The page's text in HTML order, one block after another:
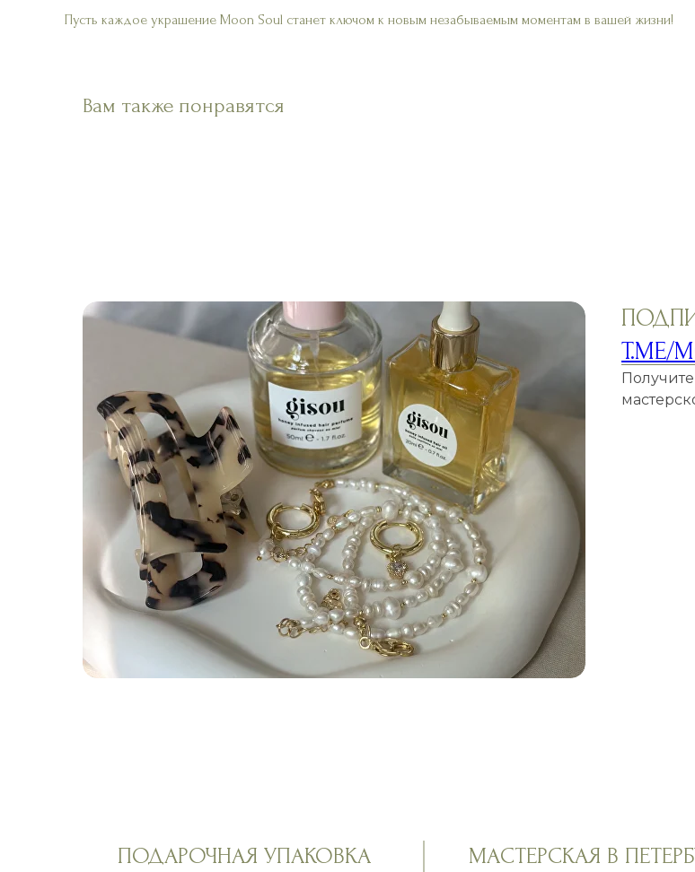
Пусть каждое украшение Moon Soul станет ключом к новым незабываемым моментам в вашей жизни!
Вам также понравятся
T.ME/
ПОДАРОЧНАЯ УПАКОВКА МАСТЕРСКАЯ В